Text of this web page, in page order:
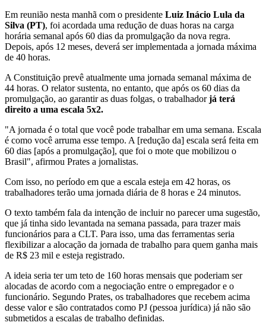
Em reunião nesta manhã com o presidente Luiz Inácio Lula da
Silva (PT), foi acordada uma redução de duas horas na carga
horária semanal após 60 dias da promulgação da nova regra.
Depois, após 12 meses, deverá ser implementada a jornada máxima
de 40 horas.
A Constituição prevê atualmente uma jornada semanal máxima de
44 horas. O relator sustenta, no entanto, que após os 60 dias da
promulgação, ao garantir as duas folgas, o trabalhadorjá terá
direito a uma escala 5x2.
"A jornada é o total que você pode trabalhar em uma semana. Escala
é como você arruma esse tempo. A [redução da] escala será feita em
60 dias [após a promulgação], que foi o mote que mobilizou o
Brasil", afirmou Prates a jornalistas.
Com isso, no período em que a escala esteja em 42 horas, os
trabalhadores terão uma jornada diária de 8 horas e 24 minutos.
O texto também fala da intenção de incluir no parecer uma sugestão,
que já tinha sido levantada na semana passada, para trazer mais
funcionários para a CLT. Para isso, uma das ferramentas seria
flexibilizar a alocação da jornada de trabalho para quem ganha mais
de R$ 23 mil e esteja registrado.
A ideia seria ter um teto de 160 horas mensais que poderiam ser
alocadas de acordo com a negociação entre o empregador e o
funcionário. Segundo Prates, os trabalhadores que recebem acima
desse valor e são contratados como PJ (pessoa jurídica) já não são
submetidos a escalas de trabalho definidas.